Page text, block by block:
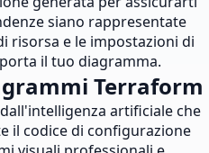
siano rappresentate
risorsa e le impostazioni di
il tuo diagramma.
Terraform
artificiale che
il codice di configurazione